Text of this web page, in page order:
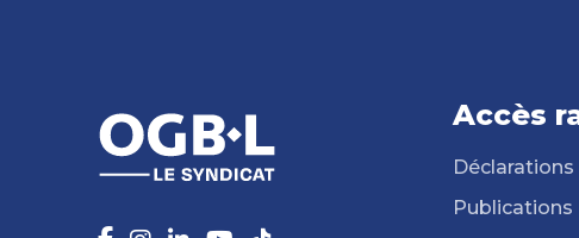
Accès
Déclarations
Publications